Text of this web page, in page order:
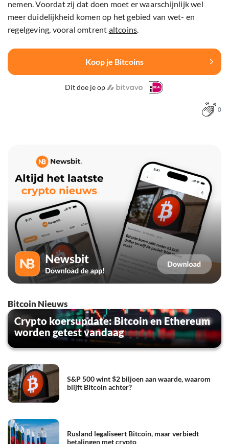
nemen. Voordat zij dat doen moet er waarschijnlijk wel
meer duidelijkheid komen op het gebied van wet- en
regelgeving, vooral omtrent altcoins
Koop je Bitcoins
Dit doe je op
0
Bitcoin Nieuws
Crypto koersupdate: Bitcoin en Ethereum
worden getest vandaag
S&P 500 wint $2 biljoen aan waarde, waarom
blijft Bitcoin achter?
Rusland legaliseert Bitcoin, maar verbiedt
betalingen met crypto